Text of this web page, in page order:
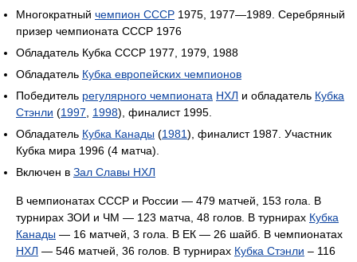
Многократный чемпион СССР 1975, 1977—1989. Серебряный
призер чемпионата СССР 1976
Обладатель Кубка СССР 1977, 1979, 1988
Обладатель Кубка европейских чемпионов
Победитель регулярного чемпионата НХЛ и обладатель Кубка
Стэнли (1997 1998), финалист 1995.
Обладатель Кубка Канады (1981), финалист 1987. Участник
Кубка мира 1996 (4 матча).
Включен в Зал Славы НХЛ
В чемпионатах СССР и России — 479 матчей, 153 гола. В
турнирах ЗОИ и ЧМ — 123 матча, 48 голов. В турнирах Кубка
Канады — 16 матчей, 3 гола. В ЕК — 26 шайб. В чемпионатах
НХЛ — 546 матчей, 36 голов. В турнирах Кубка Стэнли – 116